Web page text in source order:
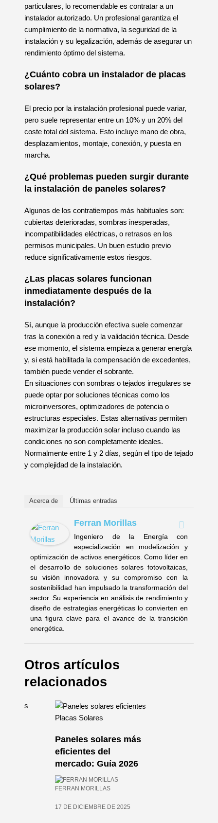
particulares, lo recomendable es contratar a un
instalador autorizado. Un profesional garantiza el
cumplimiento de la normativa, la seguridad de la
instalación y su legalización, además de asegurar un
rendimiento óptimo del sistema.
¿Cuánto cobra un instalador de placas
solares?
El precio por la instalación profesional puede variar,
pero suele representar entre un 10% y un 20% del
coste total del sistema. Esto incluye mano de obra,
desplazamientos, montaje, conexión, y puesta en
marcha.
¿Qué problemas pueden surgir durante
la instalación de paneles solares?
Algunos de los contratiempos más habituales son:
cubiertas deterioradas, sombras inesperadas,
incompatibilidades eléctricas, o retrasos en los
permisos municipales. Un buen estudio previo
reduce significativamente estos riesgos.
¿Las placas solares funcionan
inmediatamente después de la
instalación?
Sí, aunque la producción efectiva suele comenzar
tras la conexión a red y la validación técnica. Desde
ese momento, el sistema empieza a generar energía
y, si está habilitada la compensación de excedentes,
también puede vender el sobrante.
En situaciones con sombras o tejados irregulares se
puede optar por soluciones técnicas como los
microinversores, optimizadores de potencia o
estructuras especiales. Estas alternativas permiten
maximizar la producción solar incluso cuando las
condiciones no son completamente ideales.
Normalmente entre 1 y 2 días, según el tipo de tejado
y complejidad de la instalación.
Acerca de Últimas entradas
Ferran Morillas
Ingeniero de la Energía con
especialización en modelización y
optimización de activos energéticos. Como líder en
el desarrollo de soluciones solares fotovoltaicas,
su visión innovadora y su compromiso con la
sostenibilidad han impulsado la transformación del
sector. Su experiencia en análisis de rendimiento y
diseño de estrategias energéticas lo convierten en
una figura clave para el avance de la transición
energética.
Otros artículos
relacionados
Placas Solares
Paneles solares más
eficientes del
mercado: Guía 2026
FERRAN MORILLAS
17 DE DICIEMBRE DE 2025